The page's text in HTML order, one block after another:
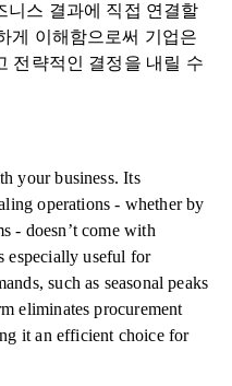
니스 결과에 직접 연결할
게 이해함으로써 기업은
전략적인 결정을 내릴 수
your business. Its
operations - whether by
- doesn’t come with
especially useful for
such as seasonal peaks
eliminates procurement
it an efficient choice for